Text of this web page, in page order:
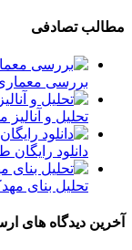
مطالب تصادفی
بررسی
تحلیل و آنالیز
دانلود
تحلیل بنای
آخرین دیدگاه های